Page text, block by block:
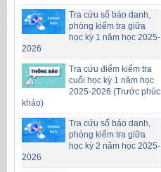
Tra cứu số báo danh,
phòng kiểm tra giữa
học kỳ 1 năm học 2025-
2026
Tra cứu điểm kiểm tra
cuối học kỳ 1 năm học
2025-2026 (Trước phúc
khảo)
Tra cứu số báo danh,
phòng kiểm tra giữa
học kỳ 2 năm học 2025-
2026